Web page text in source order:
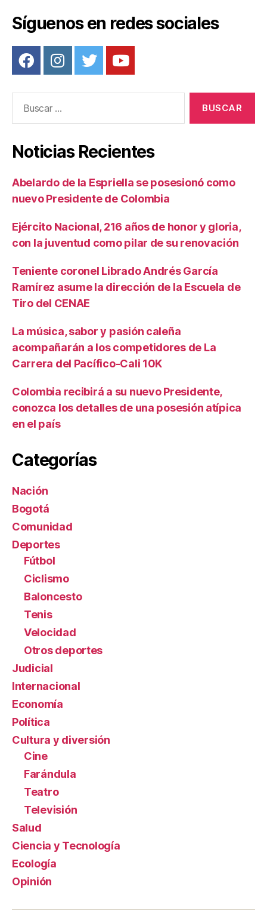
Síguenos en redes sociales
Noticias Recientes
Abelardo de la Espriella se posesionó como
nuevo Presidente de Colombia
Ejército Nacional, 216 años de honor y gloria,
con la juventud como pilar de su renovación
Teniente coronel Librado Andrés García
Ramírez asume la dirección de la Escuela de
Tiro del CENAE
La música, sabor y pasión caleña
acompañarán a los competidores de La
Carrera del Pacífico-Cali 10K
Colombia recibirá a su nuevo Presidente,
conozca los detalles de una posesión atípica
en el país
Categorías
Nación
Bogotá
Comunidad
Deportes
Fútbol
Ciclismo
Baloncesto
Tenis
Velocidad
Otros deportes
Judicial
Internacional
Economía
Política
Cultura y diversión
Cine
Farándula
Teatro
Televisión
Salud
Ciencia y Tecnología
Ecología
Opinión